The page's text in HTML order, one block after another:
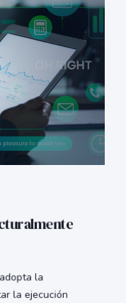
la
la ejecución